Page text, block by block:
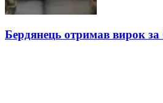
Бердянець отримав вирок